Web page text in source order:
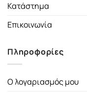
Κατάστημα
Επικοινωνία
Πληροφορίες
Ο λογαριασμός μου